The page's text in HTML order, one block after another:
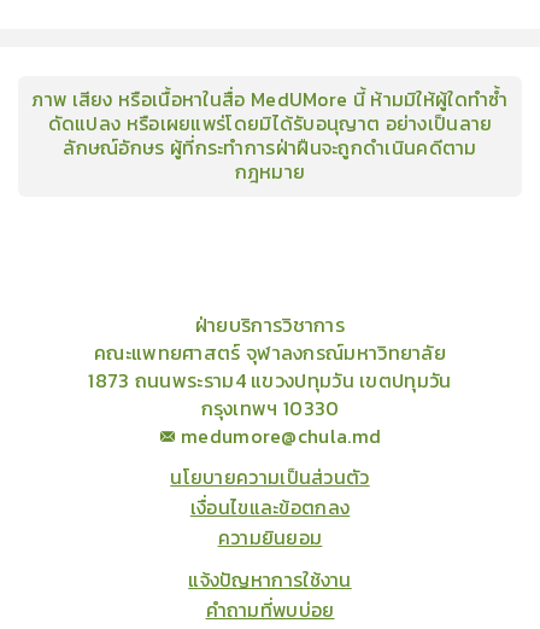
ภาพ เสียง หรือเนื้อหาในสื่อ MedUMore นี้ ห้ามมิให้ผู้ใดทำซ้ำ
ดัดแปลง หรือเผยแพร่โดยมิได้รับอนุญาต อย่างเป็นลาย
ลักษณ์อักษร ผู้ที่กระทำการฝ่าฝืนจะถูกดำเนินคดีตาม
กฎหมาย
ฝ่ายบริการวิชาการ
คณะแพทยศาสตร์ จุฬาลงกรณ์มหาวิทยาลัย
1873 ถนนพระราม4 แขวงปทุมวัน เขตปทุมวัน
กรุงเทพฯ 10330
medumore@chula.md
นโยบายความเป็นส่วนตัว
เงื่อนไขและข้อตกลง
ความยินยอม
แจ้งปัญหาการใช้งาน
คำถามที่พบบ่อย